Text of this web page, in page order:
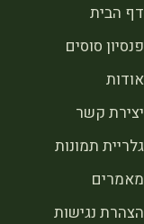
דף הבית
פנסיון סוסים
אודות
יצירת קשר
גלריית תמונות
מאמרים
הצהרת נגישות